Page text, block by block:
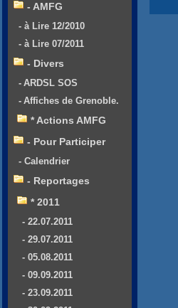
- AMFG
- à Lire 12/2010
- à Lire 07/2011
- Divers
- ARDSL SOS
- Affiches de Grenoble.
* Actions AMFG
- Pour Participer
- Calendrier
- Reportages
* 2011
- 22.07.2011
- 29.07.2011
- 05.08.2011
- 09.09.2011
- 23.09.2011